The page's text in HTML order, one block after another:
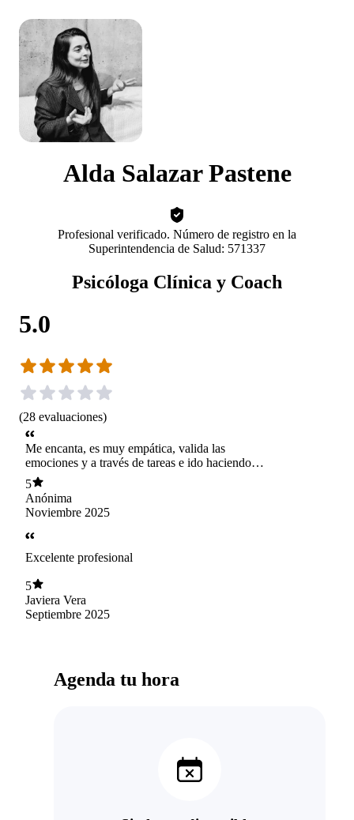
Alda Salazar Pastene
Profesional verificado. Número de registro en la
Superintendencia de Salud: 571337
Psicóloga Clínica y Coach
5.0
(28 evaluaciones)
Me encanta, es muy empática, valida las
emociones y a través de tareas e ido haciendo
reflexiones que me han ido enriqueciendo en mi
desarrollo personal. La sesión se me pasa
volando
5
Anónima
Noviembre 2025
Excelente profesional
5
Javiera Vera
Septiembre 2025
Agenda tu hora